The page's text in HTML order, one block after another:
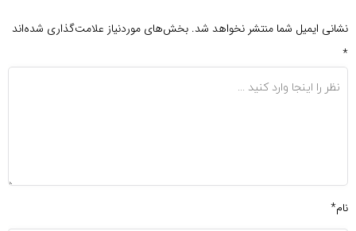
نشانی ایمیل شما منتشر نخواهد شد. بخش‌های موردنیاز علامت‌گذاری شده‌اند
*
نام*